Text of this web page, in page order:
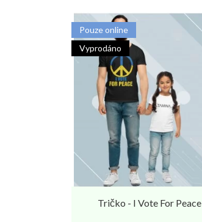
Tričko - I Vote For Peace
Pouze online
Vyprodáno